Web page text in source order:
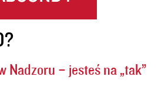
Nadzoru – jesteś na „tak”